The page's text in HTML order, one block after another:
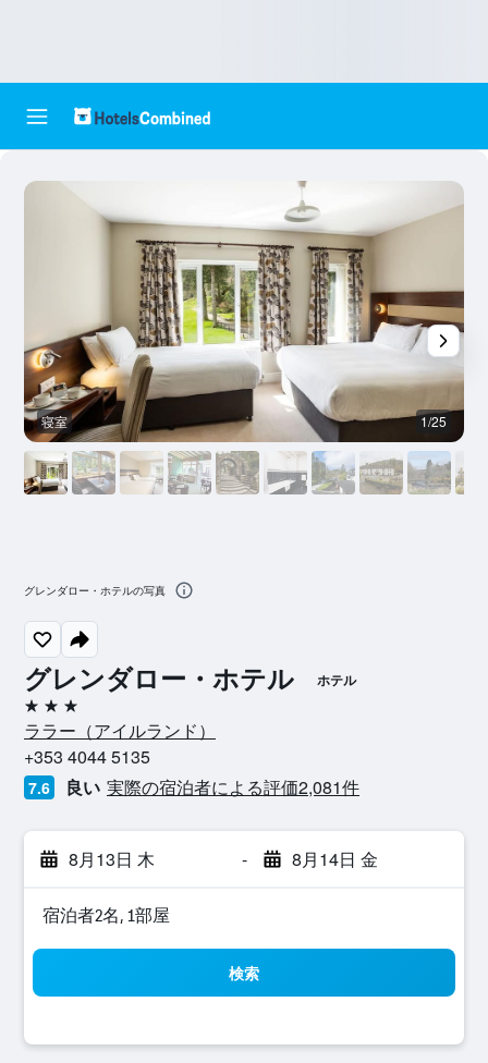
グレンダロー・ホテル ホテル
3つ星
ララー​（アイルランド​）​
+353 4044 5135
7.6 良い 実際の宿泊者による評価2,081​件
8月13日 木 - 8月14日 金
宿泊者2名, 1​部屋
検索
寝室 1/25
グレンダロー・ホテルの写真